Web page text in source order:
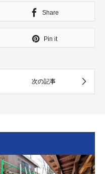
Share
Pin it